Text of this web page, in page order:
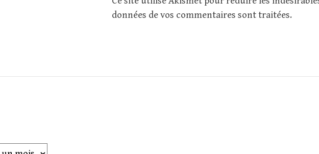
données de vos commentaires sont traitées.